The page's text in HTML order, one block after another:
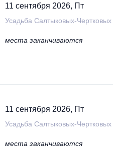
11 сентября 2026, Пт
Усадьба Салтыковых-Чертковых
места заканчиваются
11 сентября 2026, Пт
Усадьба Салтыковых-Чертковых
места заканчиваются